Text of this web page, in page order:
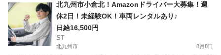
北九州市小倉北！Amazonドライバー大募集！週
休2日！未経験OK！車両レンタルあり♪
日給16,500円
ST
北九州市 8月8日